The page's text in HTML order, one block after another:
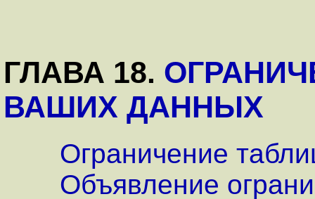
ГЛАВА 18.
ВАШИХ ДАННЫХ
Ограничение
Объявление